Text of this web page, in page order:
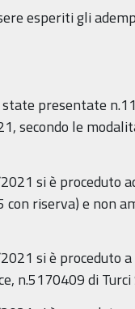
esperiti gli
presentate
secondo le
si è
con riserva) e
si è proceduto
n.5170409 di